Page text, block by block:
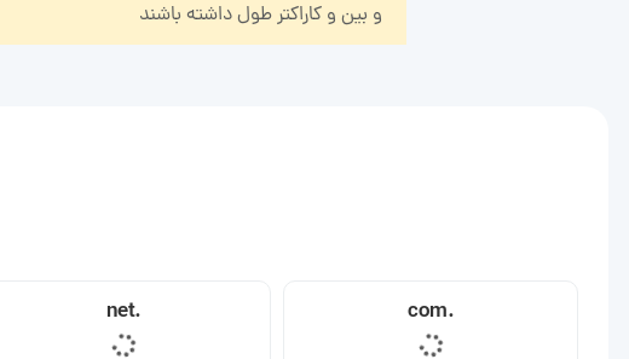
و بین وکاراکتر طول داشته باشند
.com
.net